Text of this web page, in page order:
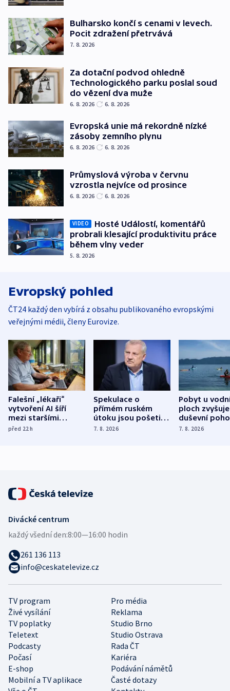
Bulharsko končí s cenami v levech.
Pocit zdražení přetrvává
7. 8. 2026
Za dotační podvod ohledně
Technologického parku poslal soud
do vězení dva muže
6. 8. 2026 6. 8. 2026
Evropská unie má rekordně nízké
zásoby zemního plynu
6. 8. 2026 6. 8. 2026
Průmyslová výroba v červnu
vzrostla nejvíce od prosince
6. 8. 2026 6. 8. 2026
VIDEO
Hosté Událostí, komentářů
probrali klesající produktivitu práce
během vlny veder
5. 8. 2026
Evropský pohled
ČT24 každý den vybírá z obsahu publikovaného evropskými
veřejnými médii, členy Eurovize.
Falešní „lékaři“
vytvoření AI šíří
mezi staršími
Poláky nebezpečné
před 22h
Spekulace o
přímém ruském
útoku jsou pošetilé,
míní estonský
7. 8. 2026
Pobyt u
ploch zvyšuje
duševní
ukázala
7. 8. 2026
TV program
Pro média
Živé vysílání
Reklama
TV poplatky
Studio Brno
Teletext
Studio Ostrava
Podcasty
Rada ČT
Počasí
Kariéra
E-shop
Podávání námětů
Mobilní a TV aplikace
Časté dotazy
Divácké centrum
každý všední den:8:00—16:00 hodin
261 136 113
info@ceskatelevize.cz